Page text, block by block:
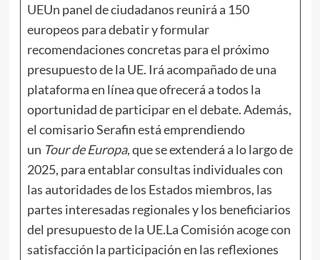
UEUn panel de ciudadanos reunirá a 150
europeos para debatir y formular
recomendaciones concretas para el próximo
presupuesto de la UE. Irá acompañado de una
plataforma en línea que ofrecerá a todos la
oportunidad de participar en el debate. Además,
el comisario Serafin está emprendiendo
un Tour de Europa, que se extenderá a lo largo de
2025, para entablar consultas individuales con
las autoridades de los Estados miembros, las
partes interesadas regionales y los beneficiarios
del presupuesto de la UE.La Comisión acoge con
satisfacción la participación en las reflexiones